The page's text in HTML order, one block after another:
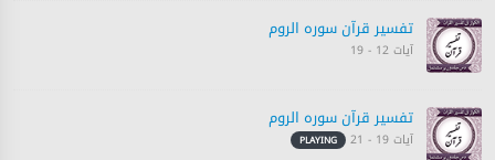
تفسیر قرآن سورہ ‎الروم‎
آیات 12 - 19
تفسیر قرآن سورہ ‎الروم‎
آیات 19 - 21 PLAYING